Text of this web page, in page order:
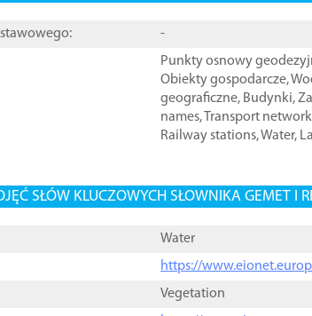
-
Punkty osnowy
Obiekty gospodarcze,
geograficzne, Budynki,
names,Transport
Railway stations,Water,
SŁÓW KLUCZOWYCH SŁOWNIKA GEMET I
Water
https://
Vegetation